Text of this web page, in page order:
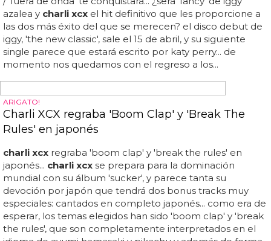
CHARLI XCX + KYARY PAMYU PAMYU
Charli XCX + Kyary Pamyu Pamyu juntas en un
nuevo single
charli xcx estrena vídeo para 'famous'... charli xcx
regraba 'boom clap' y 'break the rules' en japonés...charli
xcxtiene una relación muy íntima e intensa con japón...
super kawaii:charli xcx + kyary pamyu pamyu juntas en
un nuevo single... y de eso mismo va el tema que han
grabado kyary ycharli xcx: 'crazy crazy'... en fin, un mundo
en el que aless gibaja se volvería completamente loco...
aún no se puede escuchar al completo, ya que se